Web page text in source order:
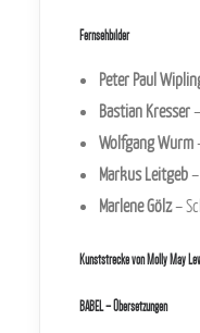
Fernsehbilder
Peter Paul
Bastian Kresser
Wolfgang Wurm
Markus Leitgeb
Marlene Gölz–
Kunststrecke von Molly May
BABEL – Übersetzungen